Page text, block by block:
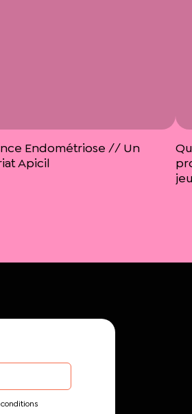
Endométriose // Un
Apicil